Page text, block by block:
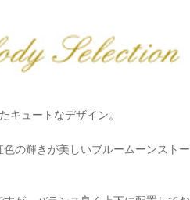
キュートなデザイン。
の輝きが美しいブルームーンストー